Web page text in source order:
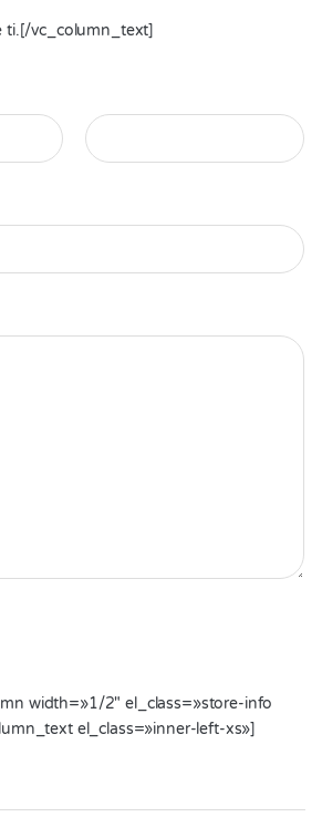
ti.[/vc_column_text]
width=»1/2″ el_class=»store-info
el_class=»inner-left-xs»]